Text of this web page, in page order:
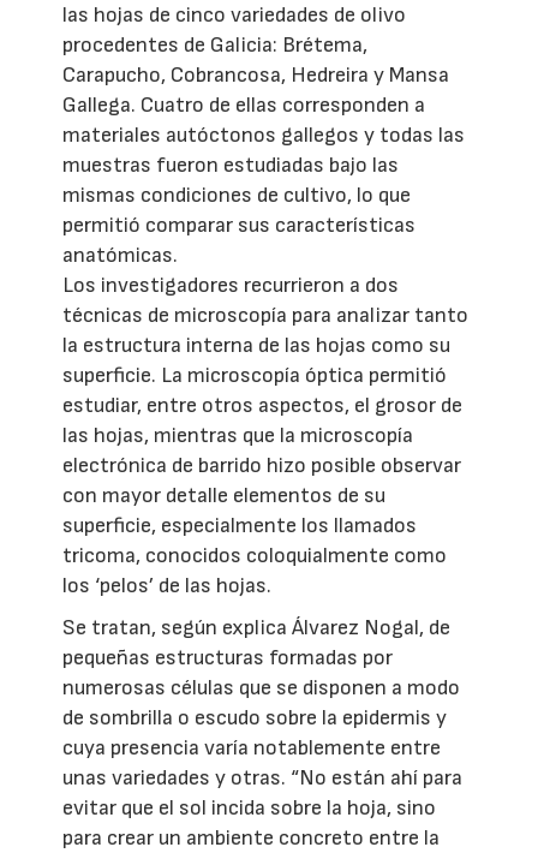
las hojas de cinco variedades de olivo
procedentes de Galicia: Brétema,
Carapucho, Cobrancosa, Hedreira y Mansa
Gallega. Cuatro de ellas corresponden a
materiales autóctonos gallegos y todas las
muestras fueron estudiadas bajo las
mismas condiciones de cultivo, lo que
permitió comparar sus características
anatómicas.
Los investigadores recurrieron a dos
técnicas de microscopía para analizar tanto
la estructura interna de las hojas como su
superficie. La microscopía óptica permitió
estudiar, entre otros aspectos, el grosor de
las hojas, mientras que la microscopía
electrónica de barrido hizo posible observar
con mayor detalle elementos de su
superficie, especialmente los llamados
tricoma, conocidos coloquialmente como
los ‘pelos’ de las hojas.
Se tratan, según explica Álvarez Nogal, de
pequeñas estructuras formadas por
numerosas células que se disponen a modo
de sombrilla o escudo sobre la epidermis y
cuya presencia varía notablemente entre
unas variedades y otras. “No están ahí para
evitar que el sol incida sobre la hoja, sino
para crear un ambiente concreto entre la